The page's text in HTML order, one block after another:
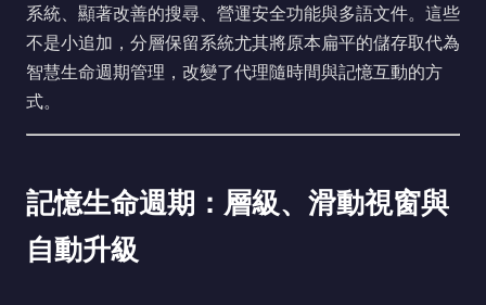
系統、顯著改善的搜尋、營運安全功能與多語文件。這些
不是小追加，分層保留系統尤其將原本扁平的儲存取代為
智慧生命週期管理，改變了代理隨時間與記憶互動的方
式。
記憶生命週期：層級、滑動視窗與
自動升級